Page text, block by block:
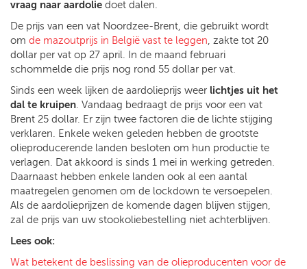
vraag naar aardolie doet dalen.
De prijs van een vat Noordzee-Brent, die gebruikt wordt
om de mazoutprijs in België vast te leggen, zakte tot 20
dollar per vat op 27 april. In de maand februari
schommelde die prijs nog rond 55 dollar per vat.
Sinds een week lijken de aardolieprijs weer lichtjes uit het
dal te kruipen. Vandaag bedraagt de prijs voor een vat
Brent 25 dollar. Er zijn twee factoren die de lichte stijging
verklaren. Enkele weken geleden hebben de grootste
olieproducerende landen besloten om hun productie te
verlagen. Dat akkoord is sinds 1 mei in werking getreden.
Daarnaast hebben enkele landen ook al een aantal
maatregelen genomen om de lockdown te versoepelen.
Als de aardolieprijzen de komende dagen blijven stijgen,
zal de prijs van uw stookoliebestelling niet achterblijven.
Lees ook:
Wat betekent de beslissing van de olieproducenten voor de